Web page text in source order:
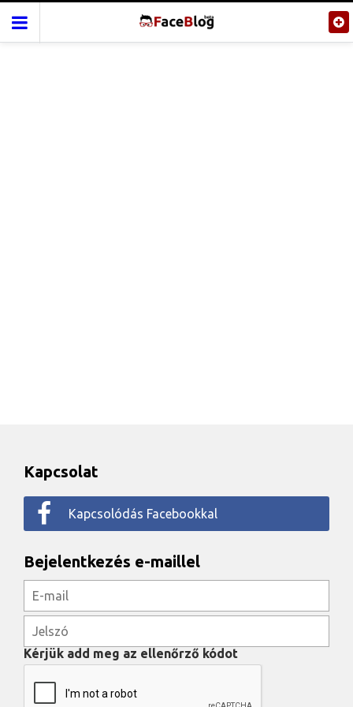
Kapcsolat
Kapcsolódás Facebookkal
Bejelentkezés e-maillel
Kérjük add meg az ellenőrző kódot